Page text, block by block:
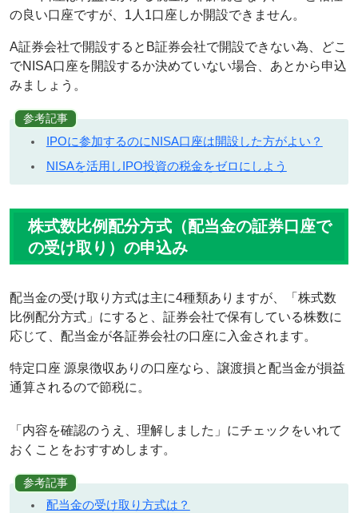
の良い口座ですが、1人1口座しか開設できません。
A証券会社で開設するとB証券会社で開設できない為、どこ
でNISA口座を開設するか決めていない場合、あとから申込
みましょう。
参考記事
IPOに参加するのにNISA口座は開設した方がよい？
NISAを活用しIPO投資の税金をゼロにしよう
株式数比例配分方式（配当金の証券口座で
の受け取り）の申込み
配当金の受け取り方式は主に4種類ありますが、「株式数
比例配分方式」にすると、証券会社で保有している株数に
応じて、配当金が各証券会社の口座に入金されます。
特定口座 源泉徴収ありの口座なら、譲渡損と配当金が損益
通算されるので節税に。
「内容を確認のうえ、理解しました」にチェックをいれて
おくことをおすすめします。
参考記事
配当金の受け取り方式は？